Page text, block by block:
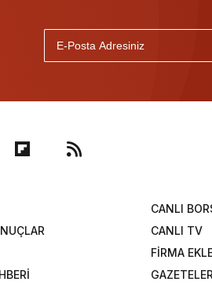
CANLI
CANLI TV
FİRMA
GAZETELER